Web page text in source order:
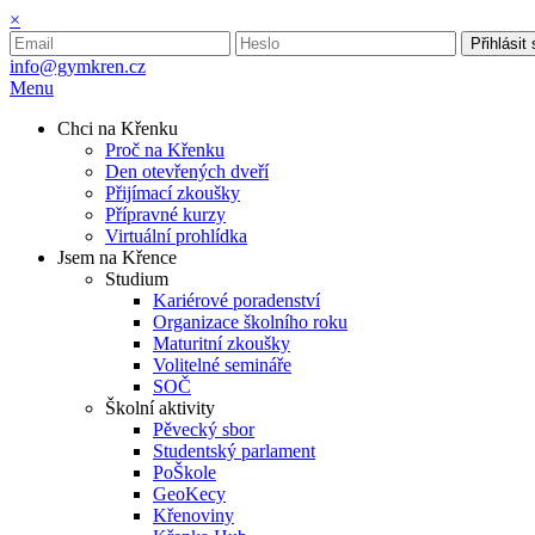
×
Přihlásit
info@gymkren.cz
Menu
Chci na Křenku
Proč na Křenku
Den otevřených dveří
Přijímací zkoušky
Přípravné kurzy
Virtuální prohlídka
Jsem na Křence
Studium
Kariérové poradenství
Organizace školního roku
Maturitní zkoušky
Volitelné semináře
SOČ
Školní aktivity
Pěvecký sbor
Studentský parlament
PoŠkole
GeoKecy
Křenoviny